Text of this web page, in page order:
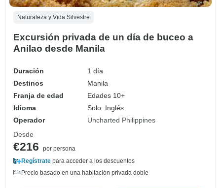
Naturaleza y Vida Silvestre
Excursión privada de un día de buceo a
Anilao desde Manila
Duración
1 día
Destinos
Manila
Franja de edad
Edades 10+
Idioma
Solo: Inglés
Operador
Uncharted Philippines
Desde
€216
por persona
Regístrate para acceder a los descuentos
Precio basado en una habitación privada doble